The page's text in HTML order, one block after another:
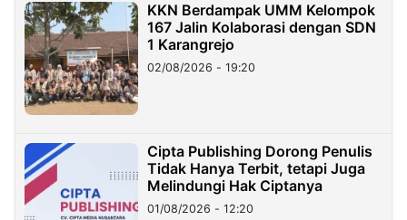
KKN Berdampak UMM Kelompok
167 Jalin Kolaborasi dengan SDN
1 Karangrejo
02/08/2026 - 19:20
Cipta Publishing Dorong Penulis
Tidak Hanya Terbit, tetapi Juga
Melindungi Hak Ciptanya
01/08/2026 - 12:20